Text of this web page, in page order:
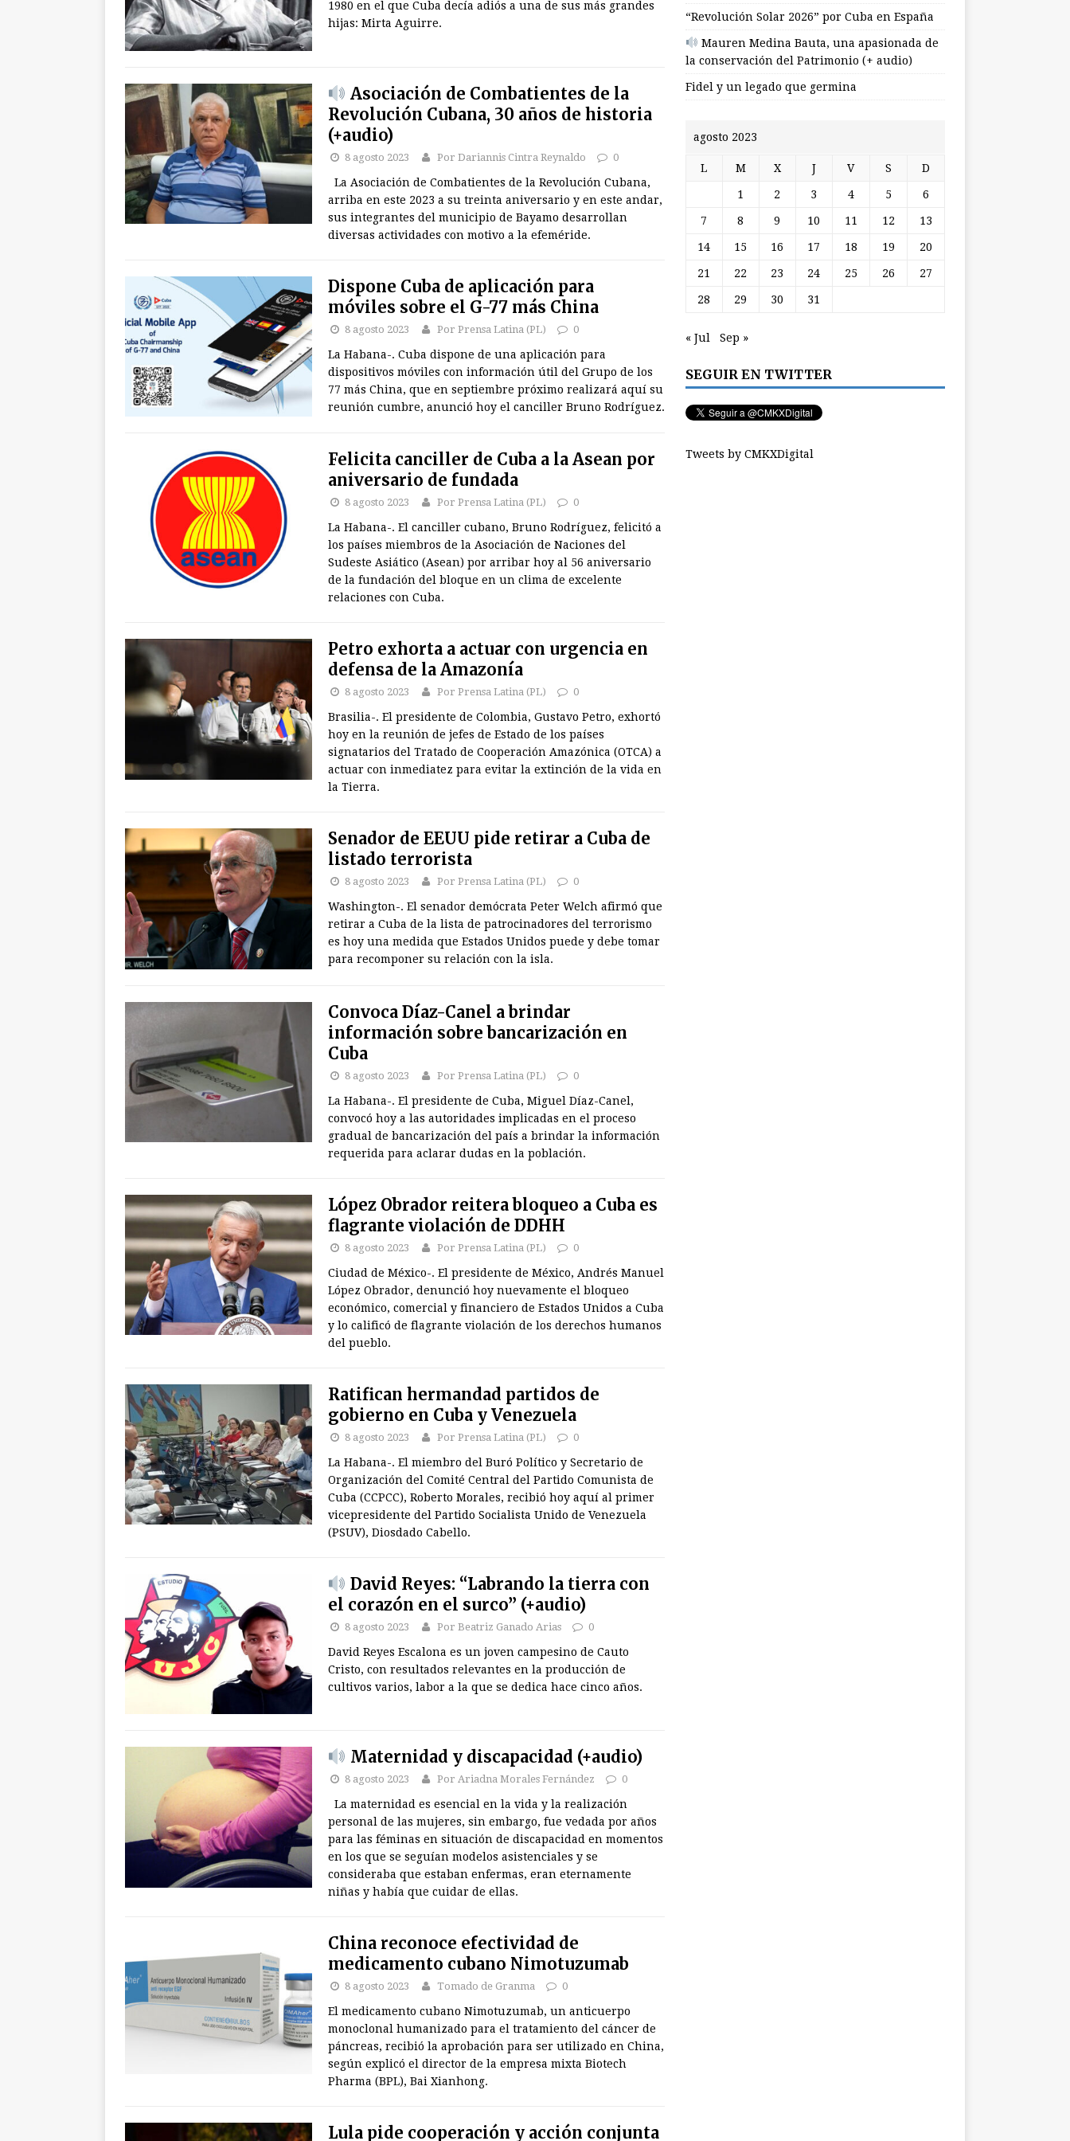
1980 en el que Cuba decía adiós a una de sus más grandes
hijas: Mirta Aguirre.
Asociación de Combatientes de la
Revolución Cubana, 30 años de historia
(+audio)
8 agosto 2023 Por Dariannis Cintra Reynaldo 0
La Asociación de Combatientes de la Revolución Cubana,
arriba en este 2023 a su treinta aniversario y en este andar,
sus integrantes del municipio de Bayamo desarrollan
diversas actividades con motivo a la efeméride.
Dispone Cuba de aplicación para
móviles sobre el G-77 más China
8 agosto 2023 Por Prensa Latina (PL) 0
La Habana-. Cuba dispone de una aplicación para
dispositivos móviles con información útil del Grupo de los
77 más China, que en septiembre próximo realizará aquí su
reunión cumbre, anunció hoy el canciller Bruno Rodríguez.
Felicita canciller de Cuba a la Asean por
aniversario de fundada
8 agosto 2023 Por Prensa Latina (PL) 0
La Habana-. El canciller cubano, Bruno Rodríguez, felicitó a
los países miembros de la Asociación de Naciones del
Sudeste Asiático (Asean) por arribar hoy al 56 aniversario
de la fundación del bloque en un clima de excelente
relaciones con Cuba.
Petro exhorta a actuar con urgencia en
defensa de la Amazonía
8 agosto 2023 Por Prensa Latina (PL) 0
Brasilia-. El presidente de Colombia, Gustavo Petro, exhortó
hoy en la reunión de jefes de Estado de los países
signatarios del Tratado de Cooperación Amazónica (OTCA) a
actuar con inmediatez para evitar la extinción de la vida en
la Tierra.
Senador de EEUU pide retirar a Cuba de
listado terrorista
8 agosto 2023 Por Prensa Latina (PL) 0
Washington-. El senador demócrata Peter Welch afirmó que
retirar a Cuba de la lista de patrocinadores del terrorismo
es hoy una medida que Estados Unidos puede y debe tomar
para recomponer su relación con la isla.
Convoca Díaz-Canel a brindar
información sobre bancarización en
Cuba
8 agosto 2023 Por Prensa Latina (PL) 0
La Habana-. El presidente de Cuba, Miguel Díaz-Canel,
convocó hoy a las autoridades implicadas en el proceso
gradual de bancarización del país a brindar la información
requerida para aclarar dudas en la población.
López Obrador reitera bloqueo a Cuba es
flagrante violación de DDHH
8 agosto 2023 Por Prensa Latina (PL) 0
Ciudad de México-. El presidente de México, Andrés Manuel
López Obrador, denunció hoy nuevamente el bloqueo
económico, comercial y financiero de Estados Unidos a Cuba
y lo calificó de flagrante violación de los derechos humanos
del pueblo.
Ratifican hermandad partidos de
gobierno en Cuba y Venezuela
8 agosto 2023 Por Prensa Latina (PL) 0
La Habana-. El miembro del Buró Político y Secretario de
Organización del Comité Central del Partido Comunista de
Cuba (CCPCC), Roberto Morales, recibió hoy aquí al primer
vicepresidente del Partido Socialista Unido de Venezuela
(PSUV), Diosdado Cabello.
David Reyes: “Labrando la tierra con
el corazón en el surco” (+audio)
8 agosto 2023 Por Beatriz Ganado Arias 0
David Reyes Escalona es un joven campesino de Cauto
Cristo, con resultados relevantes en la producción de
cultivos varios, labor a la que se dedica hace cinco años.
Maternidad y discapacidad (+audio)
8 agosto 2023 Por Ariadna Morales Fernández 0
La maternidad es esencial en la vida y la realización
personal de las mujeres, sin embargo, fue vedada por años
para las féminas en situación de discapacidad en momentos
en los que se seguían modelos asistenciales y se
consideraba que estaban enfermas, eran eternamente
niñas y había que cuidar de ellas.
China reconoce efectividad de
medicamento cubano Nimotuzumab
8 agosto 2023 Tomado de Granma 0
El medicamento cubano Nimotuzumab, un anticuerpo
monoclonal humanizado para el tratamiento del cáncer de
páncreas, recibió la aprobación para ser utilizado en China,
según explicó el director de la empresa mixta Biotech
Pharma (BPL), Bai Xianhong.
Lula pide cooperación y acción conjunta
“Revolución Solar 2026” por Cuba en España
Mauren Medina Bauta, una apasionada de
la conservación del Patrimonio (+ audio)
Fidel y un legado que germina
agosto 2023
L M X J V S D
1 2 3 4 5 6
7 8 9 10 11 12 13
14 15 16 17 18 19 20
21 22 23 24 25 26 27
28 29 30 31
« Jul Sep »
SEGUIR EN TWITTER
Tweets by CMKXDigital